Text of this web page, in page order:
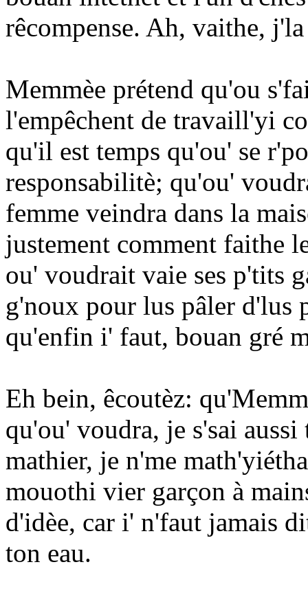
rêcompense. Ah, vaithe,
Memmèe prétend qu'ou
l'empêchent de travaill'yi
qu'il est temps qu'ou' se
responsabilitè; qu'ou'
femme veindra dans la
justement comment faithe
ou' voudrait vaie ses p'tits
g'noux pour lus pâler d'lus
qu'enfin i' faut, bouan gré
Eh bein, êcoutèz:
qu'ou' voudra, je s'sai
mathier, je n'me
mouothi vier garçon à
d'idèe, car i' n'faut jamais
ton eau.